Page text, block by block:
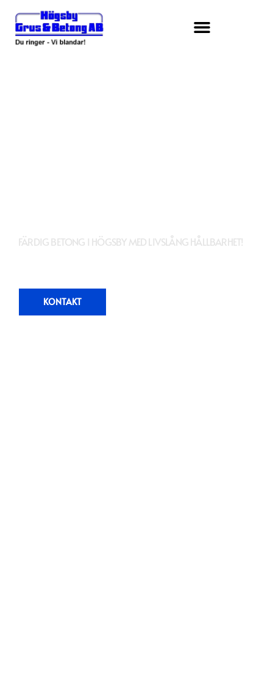
FÄRDIG BETONG I HÖGSBY MED LIVSLÅNG HÅLLBARHET!
KONTAKT